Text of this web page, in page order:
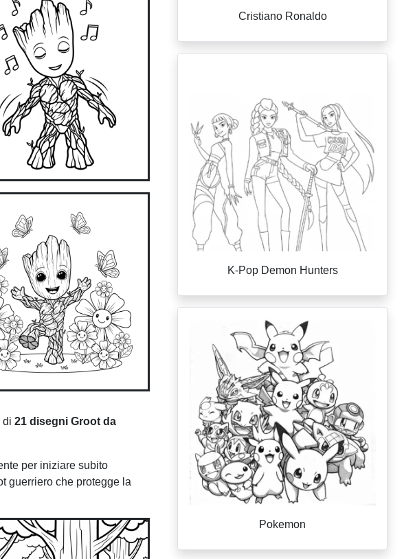
di 21 disegni Groot da
per iniziare subito
guerriero che protegge la
Cristiano Ronaldo
K-Pop Demon Hunters
Pokemon